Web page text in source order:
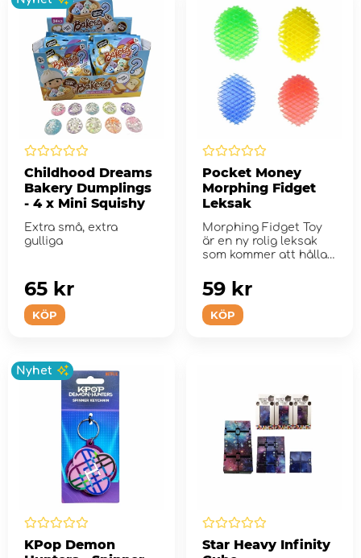
Childhood Dreams
Bakery Dumplings
- 4 x Mini Squishy
Extra små, extra
gulliga
KÖP
65 kr
Pocket Money
Morphing Fidget
Leksak
Morphing Fidget Toy
är en ny rolig leksak
som kommer att hålla
KÖP
59 kr
Nyhet
KPop Demon
Star Heavy Infinity